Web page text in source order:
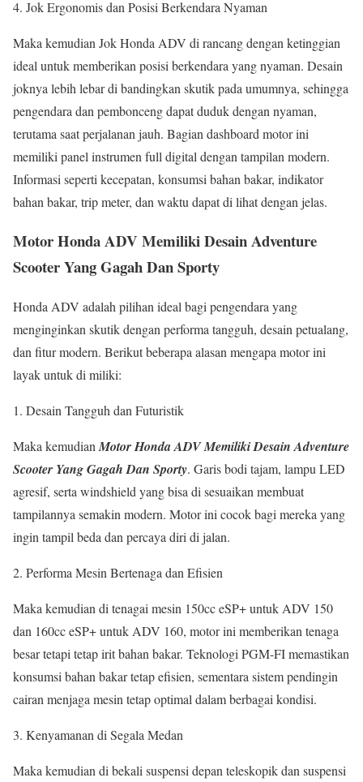
Jok Ergonomis dan Posisi Berkendara Nyaman
Maka kemudian Jok Honda ADV di rancang dengan ketinggian
ideal untuk memberikan posisi berkendara yang nyaman. Desain
joknya lebih lebar di bandingkan skutik pada umumnya, sehingga
pengendara dan pembonceng dapat duduk dengan nyaman,
terutama saat perjalanan jauh. Bagian dashboard motor ini
memiliki panel instrumen full digital dengan tampilan modern.
Informasi seperti kecepatan, konsumsi bahan bakar, indikator
bahan bakar, trip meter, dan waktu dapat di lihat dengan jelas.
Motor Honda ADV Memiliki Desain Adventure
Scooter Yang Gagah Dan Sporty
Honda ADV adalah pilihan ideal bagi pengendara yang
menginginkan skutik dengan performa tangguh, desain petualang,
dan fitur modern. Berikut beberapa alasan mengapa motor ini
layak untuk di miliki:
Desain Tangguh dan Futuristik
Maka kemudianMotor Honda ADV Memiliki Desain Adventure
Scooter Yang Gagah Dan Sporty. Garis bodi tajam, lampu LED
agresif, serta windshield yang bisa di sesuaikan membuat
tampilannya semakin modern. Motor ini cocok bagi mereka yang
ingin tampil beda dan percaya diri di jalan.
Performa Mesin Bertenaga dan Efisien
Maka kemudian di tenagai mesin 150cc eSP+ untuk ADV 150
dan 160cc eSP+ untuk ADV 160, motor ini memberikan tenaga
besar tetapi tetap irit bahan bakar. Teknologi PGM-FI memastikan
konsumsi bahan bakar tetap efisien, sementara sistem pendingin
cairan menjaga mesin tetap optimal dalam berbagai kondisi.
Kenyamanan di Segala Medan
Maka kemudian di bekali suspensi depan teleskopik dan suspensi